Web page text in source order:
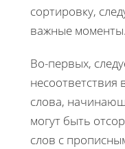
сортировку,
важные моменты.
Во-первых,
несоответствия
слова,
могут быть
слов с